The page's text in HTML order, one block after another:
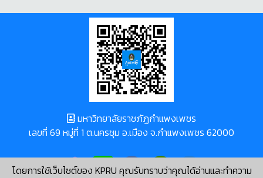
โดยการใช้เว็บไซต์ของ KPRU คุณรับทราบว่าคุณได้อ่านและทำความ
มหาวิทยาลัยราชภัฏกำแพงเพชร
เลขที่ 69 หมู่ที่ 1 ต.นครชุม อ.เมือง จ.กำแพงเพชร 62000